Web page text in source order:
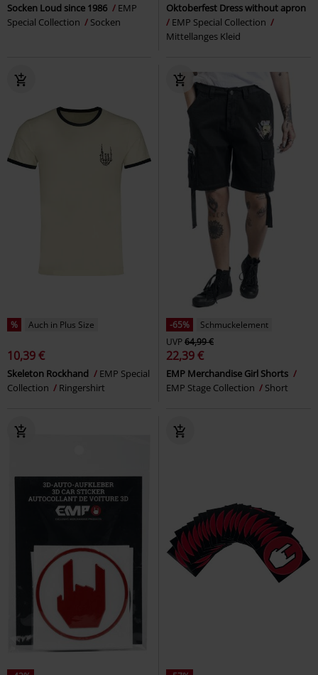
Socken Loud since 1986
EMP
Special Collection
Socken
Oktoberfest Dress without apron
EMP Special Collection
Mittellanges Kleid
% Auch in Plus Size
10,39 €
Skeleton Rockhand
EMP Special
Collection
Ringershirt
-65%
Schmuckelement
UVP64,99 €
22,39 €
EMP Merchandise Girl Shorts
EMP Stage Collection
Short